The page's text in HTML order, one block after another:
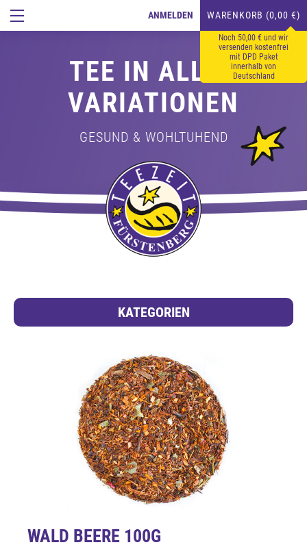
ANMELDEN WARENKORB (0,00 €)
Noch 50,00 € und wir
versenden kostenfrei
mit DPD Paket
innerhalb von
Deutschland
TEE IN ALLEN
VARIATIONEN
GESUND & WOHLTUHEND
KATEGORIEN
WALD BEERE 100G